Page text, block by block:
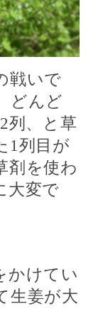
戦いで
どんど
2列、と草
1 列目が
剤を使わ
大変で
かけてい
生姜が大